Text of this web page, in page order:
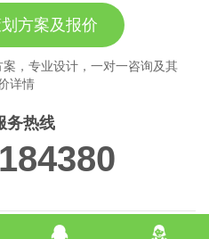
方案及报价
，专业设计，一对一咨询及其
详情
务热线